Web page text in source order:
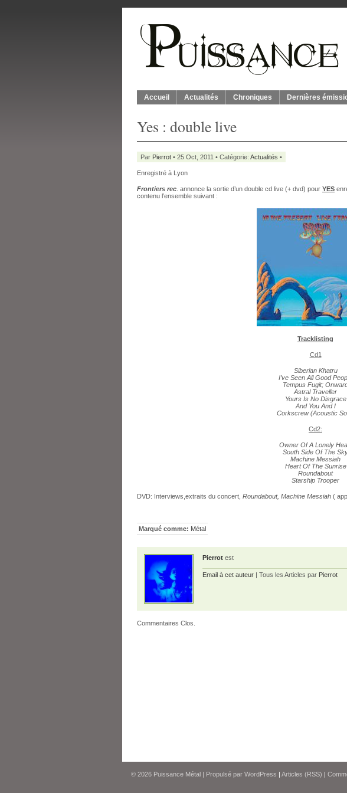
Accueil Actualités Chroniques Dernières
Yes : double live
Par Pierrot • 25 Oct, 2011 • Catégorie: Actualités •
Enregistré à Lyon
Frontiers rec . annonce la sortie d’un double cd live (+ dvd) pour YES
contenu l’ensemble suivant :
Tracklisting
Cd1
Siberian Khatru
I’ve Seen All Good
Tempus Fugit;
Astral Traveller
Yours Is No Disgrace
And You And I
Corkscrew (Acoustic
Cd2:
Owner Of A Lonely
South Side Of The
Machine Messiah
Heart Of The Sunrise
Roundabout
Starship Trooper
DVD: Interviews,extraits du concert, Roundabout, Machine Messiah (
Marqué comme: Métal
Pierrot est
Email à cet auteur | Tous les Articles par Pierrot
Commentaires Clos.
© 2026 Puissance Métal | Propulsé par WordPress | Articles (RSS) |